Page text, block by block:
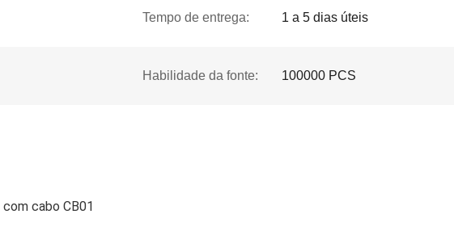
Tempo de entrega: 1 a 5 dias úteis
Habilidade da fonte: 100000 PCS
cabo CB01